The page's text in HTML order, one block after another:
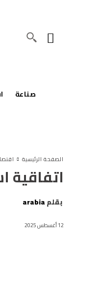
صناعة
الصفحة الرئيسية
اتفاقية
بقلمarabia
12 أغسطس 2025